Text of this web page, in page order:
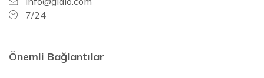
7/24
Önemli Bağlantılar